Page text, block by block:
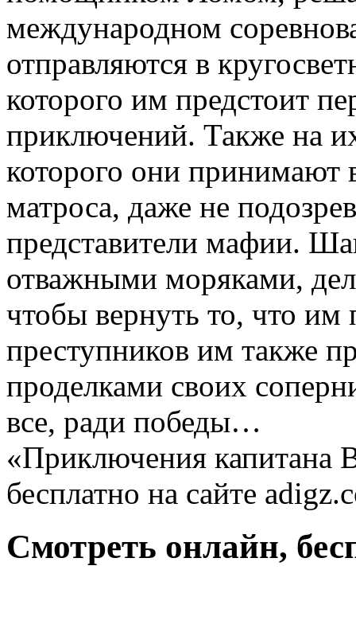
международном
отправляются в
которого им предстоит
приключений. Также на
которого они принимают
матроса, даже не
представители мафии.
отважными моряками,
чтобы вернуть то, что
преступников им также
проделками своих
все, ради победы…
«Приключения капитана
бесплатно на сайте
Смотреть онлайн,